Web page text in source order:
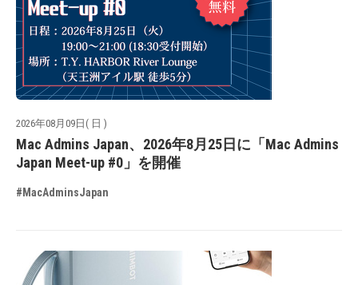
2026年08月09日( 日 )
Mac Admins Japan、2026年8月25日に「Mac Admins
Japan Meet-up #0」を開催
#MacAdminsJapan